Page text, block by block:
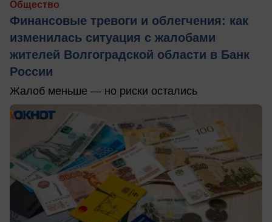
Общество
Финансовые тревоги и облегчения: как
изменилась ситуация с жалобами
жителей Волгоградской области в Банк
России
Жалоб меньше — но риски остались